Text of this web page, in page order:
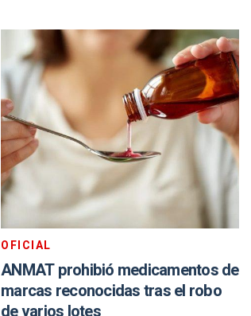
OFICIAL
ANMAT prohibió medicamentos de
marcas reconocidas tras el robo